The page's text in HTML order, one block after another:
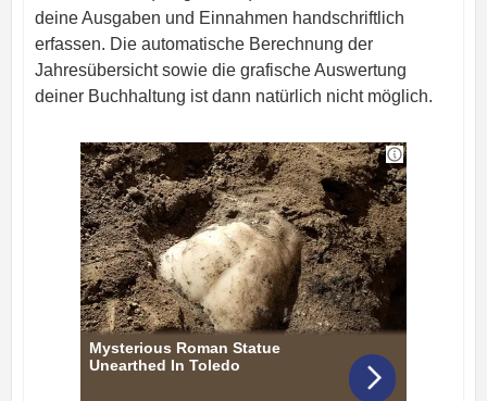
deine Ausgaben und Einnahmen handschriftlich
erfassen. Die automatische Berechnung der
Jahresübersicht sowie die grafische Auswertung
deiner Buchhaltung ist dann natürlich nicht möglich.